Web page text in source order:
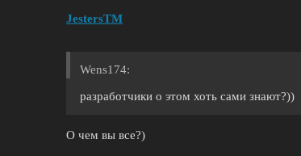
JestersTM
Wens174:
разработчики о этом хоть сами знают?))
О чем вы все?)